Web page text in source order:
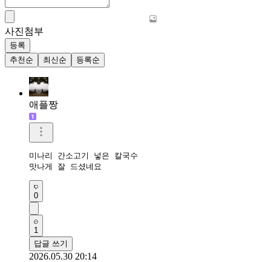
사진첨부
등록
추천순
최신순 등록순
애플짱
미나리 간소고기 넣은 칼국수
맛나게 잘 드셨네요
0
1
답글 쓰기
2026.05.30 20:14